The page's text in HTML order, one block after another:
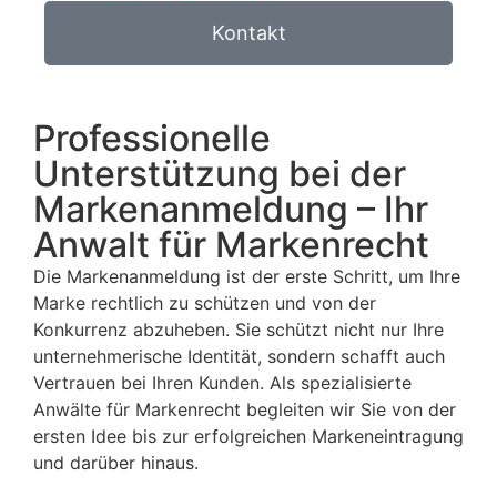
Kontakt
Professionelle
Unterstützung bei der
Markenanmeldung – Ihr
Anwalt für Markenrecht
Die Markenanmeldung ist der erste Schritt, um Ihre
Marke rechtlich zu schützen und von der
Konkurrenz abzuheben. Sie schützt nicht nur Ihre
unternehmerische Identität, sondern schafft auch
Vertrauen bei Ihren Kunden. Als spezialisierte
Anwälte für Markenrecht begleiten wir Sie von der
ersten Idee bis zur erfolgreichen Markeneintragung
und darüber hinaus.